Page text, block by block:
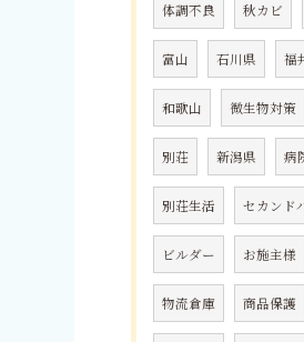
体調不良 秋カビ
富山 石川県 福
和歌山 微生物対策
別荘 新潟県 病
別荘生活 セカンド
ビルダー お施主様
物流倉庫 商品保護